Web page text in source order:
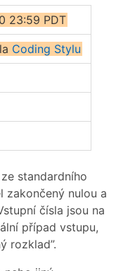
23:59 PDT
Coding Stylu
standardního
zakončený nulou a
čísla jsou na
případ vstupu,
rozklad”.